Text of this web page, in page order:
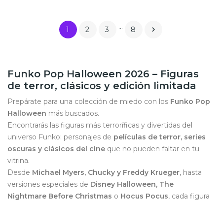
1 2 3 … 8 
Funko Pop Halloween 2026 – Figuras
de terror, clásicos y edición limitada
Prepárate para una colección de miedo con los Funko Pop
Halloween más buscados.
Encontrarás las figuras más terroríficas y divertidas del
universo Funko: personajes de películas de terror, series
oscuras y clásicos del cine que no pueden faltar en tu
vitrina.
Desde Michael Myers, Chucky y Freddy Krueger, hasta
versiones especiales de Disney Halloween, The
Nightmare Before Christmas o Hocus Pocus, cada figura